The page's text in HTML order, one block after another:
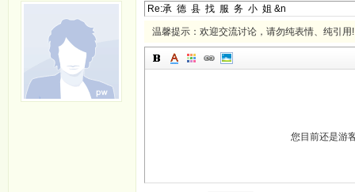
您目前还是游
温馨提示：欢迎交流讨论，请勿纯表情、纯引用!